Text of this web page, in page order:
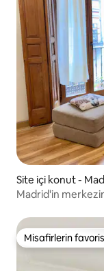
Site içi konut -
Madrid'in
Misafirlerin
Misafirlerin